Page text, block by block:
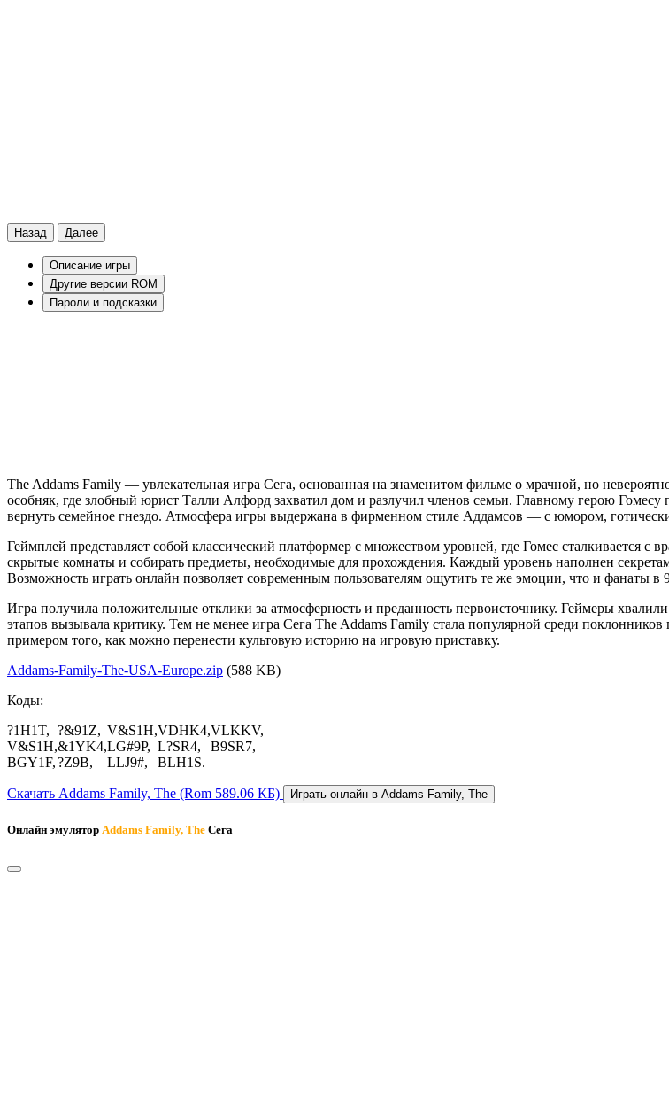
Назад Далее
Описание игры
Другие версии ROM
Пароли и подсказки
The Addams Family — увлекательная игра Сега, основанная на знаменитом фильме о мрачной, но
особняк, где злобный юрист Талли Алфорд захватил дом и разлучил членов семьи. Главному герою
вернуть семейное гнездо. Атмосфера игры выдержана в фирменном стиле Аддамсов — с юмором,
Геймплей представляет собой классический платформер с множеством уровней, где Гомес сталкивается
скрытые комнаты и собирать предметы, необходимые для прохождения. Каждый уровень наполнен
Возможность играть онлайн позволяет современным пользователям ощутить те же эмоции, что и фанаты
Игра получила положительные отклики за атмосферность и преданность первоисточнику. Геймеры
этапов вызывала критику. Тем не менее игра Сега The Addams Family стала популярной среди
примером того, как можно перенести культовую историю на игровую приставку.
Addams-Family-The-USA-Europe.zip (588 KB)
Коды:
?1H1T, ?&91Z, V&S1H,VDHK4,VLKKV,
V&S1H,&1YK4,LG#9P, L?SR4,
B9SR7,
BGY1F,?Z9B, LLJ9#, BLH1S.
Скачать Addams Family, The (Rom 589.06 КБ) Играть онлайн в Addams Family, The
Онлайн эмулятор Addams Family, The Сега